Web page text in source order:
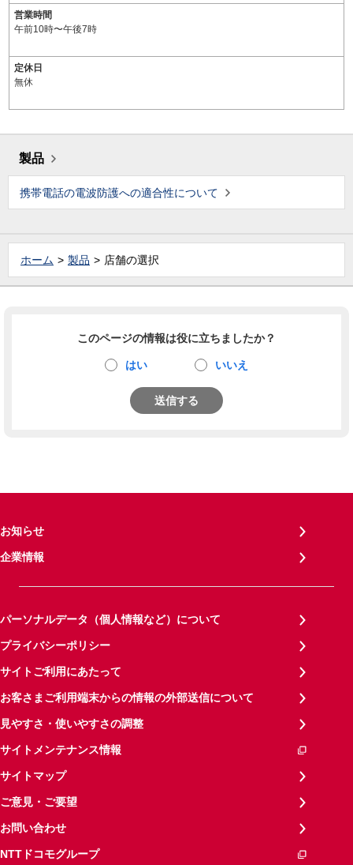
営業時間
午前10時〜午後7時
定休日
無休
製品
携帯電話の電波防護への適合性について
ホーム 製品 店舗の選択
このページの情報は役に立ちましたか？
はい いいえ
送信する
お知らせ
企業情報
パーソナルデータ（個人情報など）について
プライバシーポリシー
サイトご利用にあたって
お客さまご利用端末からの情報の外部送信について
見やすさ・使いやすさの調整
サイトメンテナンス情報
サイトマップ
ご意見・ご要望
お問い合わせ
NTTドコモグループ